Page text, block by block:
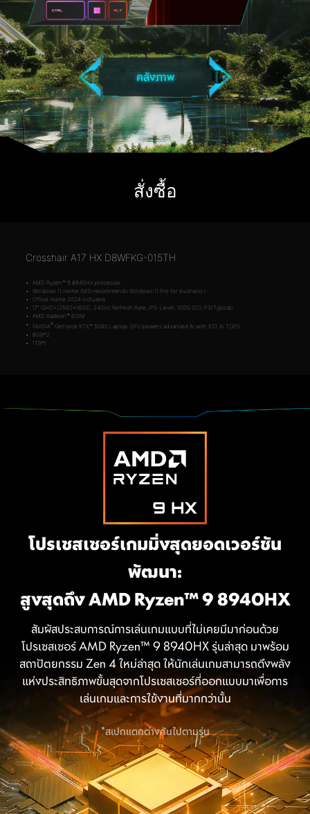
คลังภาพ
สั่งซื้อ
Crosshair A17 HX D8WFKG-015TH
AMD Ryzen™ 9 8940HX processor
Windows 11 Home (MSI recommends Windows 11 Pro for business.)
Office Home 2024 included
17" QHD+(2560x1600), 240Hz Refresh Rate, IPS-Level, 100% DCI-P3(Typical)
AMD Radeon™ 610M
NVIDIA® GeForce RTX™ 5060 Laptop GPU powers advanced AI with 572 AI TOPS
8GB*2
1TB*1
Crosshair A17 HX D8WFKG-016TH
Windows 11 Home (MSI recommends Windows 11 Pro for business.)
AMD Radeon™ 610M
NVIDIA®GeForce RTX™ 5060 Laptop GPU powers advanced AI with 572 AI TOPS
1TB*1
โปรเซสเซอร์เกมมิ่งสุดยอดเวอร์ชัน
พัฒนา:
สูงสุดถึง AMD Ryzen™ 9 8940HX
สัมผัสประสบการณ์การเล่นเกมแบบที่ไม่เคยมีมาก่อนด้วย
โปรเซสเซอร์ AMD Ryzen™ 9 8940HX รุ่นล่าสุด มาพร้อม
สถาปัตยกรรม Zen 4 ใหม่ล่าสุด ให้นักเล่นเกมสามารถดึงพลัง
แห่งประสิทธิภาพขั้นสุดจากโปรเซสเซอร์ที่ออกแบบมาเพื่อการ
เล่นเกมและการใช้งานที่มากกว่านั้น
*สเปกแตกต่างกันไปตามรุ่น